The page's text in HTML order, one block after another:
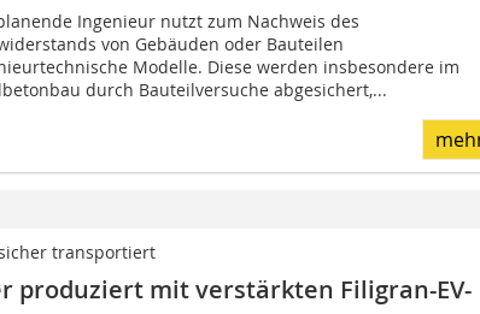
Ingenieur nutzt zum Nachweis des
von Gebäuden oder Bauteilen
Modelle. Diese werden insbesondere im
durch Bauteilversuche abgesichert,...
transportiert
produziert mit verstärkten Filigran-EV-